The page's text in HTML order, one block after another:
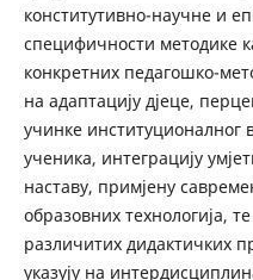
конститутивно-научне и
специфичности методике
конкретних педагошко-
на адаптацију дјеце,
учинке институционалног
ученика, интеграцију
наставу, примјену
образовних технологија,
различитих дидактичких
указују на